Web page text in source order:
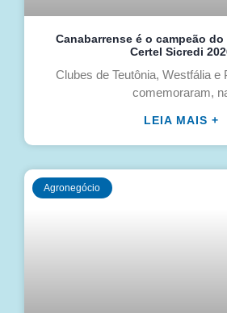
Canabarrense é o campeão
Certel Sicredi
Clubes de Teutônia, Westfália e
comemoraram,
LEIA MAIS +
Agronegócio